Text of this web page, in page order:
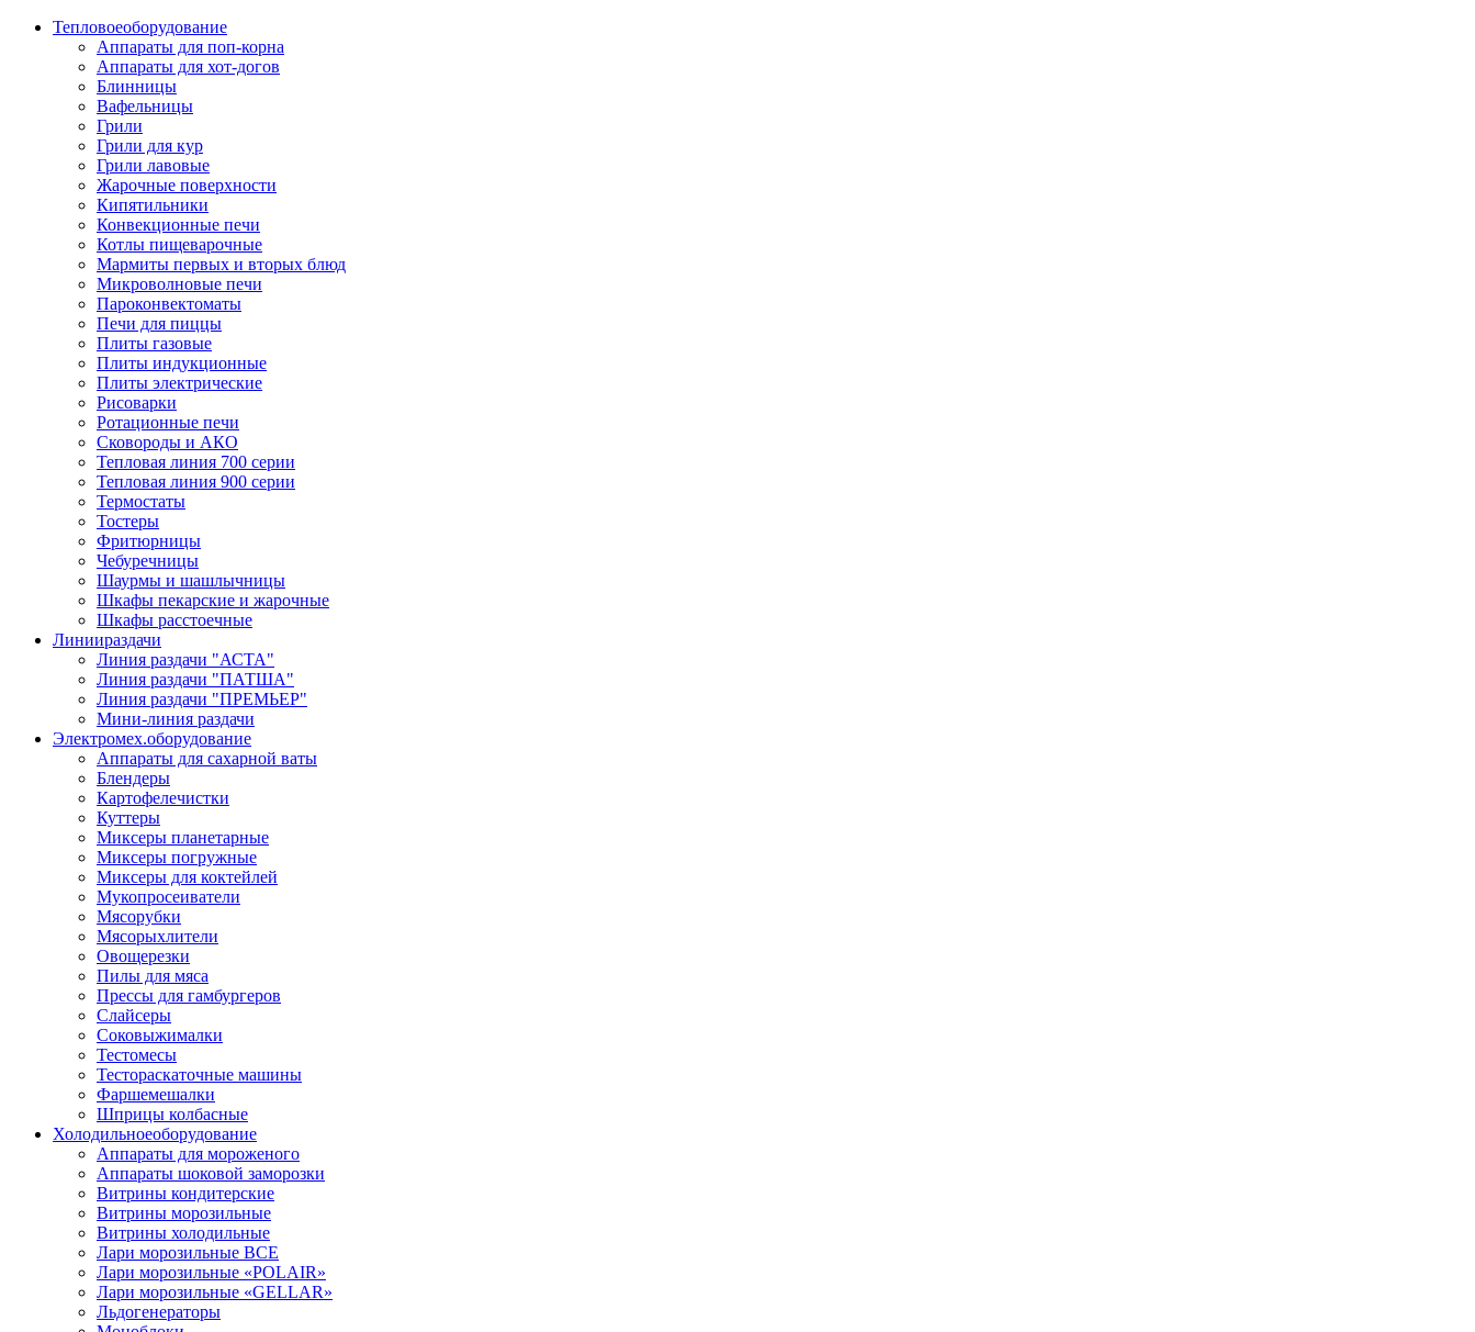
Тепловоеоборудование
Аппараты для поп-корна
Аппараты для хот-догов
Блинницы
Вафельницы
Грили
Грили для кур
Грили лавовые
Жарочные поверхности
Кипятильники
Конвекционные печи
Котлы пищеварочные
Мармиты первых и вторых блюд
Микроволновые печи
Пароконвектоматы
Печи для пиццы
Плиты газовые
Плиты индукционные
Плиты электрические
Рисоварки
Ротационные печи
Сковороды и АКО
Тепловая линия 700 серии
Тепловая линия 900 серии
Термостаты
Тостеры
Фритюрницы
Чебуречницы
Шаурмы и шашлычницы
Шкафы пекарские и жарочные
Шкафы расстоечные
Линиираздачи
Линия раздачи "АСТА"
Линия раздачи "ПАТША"
Линия раздачи "ПРЕМЬЕР"
Мини-линия раздачи
Электромех.оборудование
Аппараты для сахарной ваты
Блендеры
Картофелечистки
Куттеры
Миксеры планетарные
Миксеры погружные
Миксеры для коктейлей
Мукопросеиватели
Мясорубки
Мясорыхлители
Овощерезки
Пилы для мяса
Прессы для гамбургеров
Слайсеры
Соковыжималки
Тестомесы
Тестораскаточные машины
Фаршемешалки
Шприцы колбасные
Холодильноеоборудование
Аппараты для мороженого
Аппараты шоковой заморозки
Витрины кондитерские
Витрины морозильные
Витрины холодильные
Лари морозильные ВСЕ
Лари морозильные «POLAIR»
Лари морозильные «GELLAR»
Льдогенераторы